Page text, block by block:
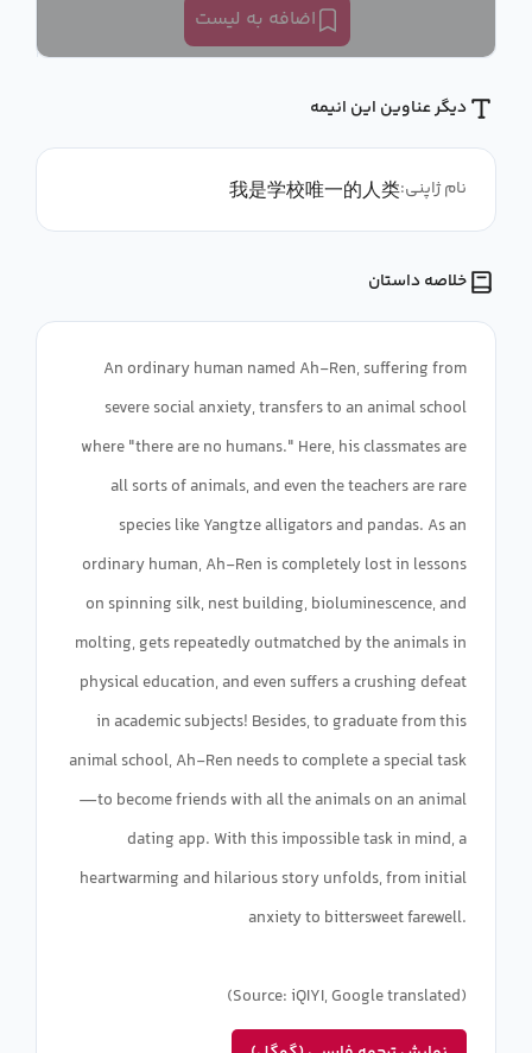
اضافه به لیست
دیگر عناوین این انیمه
نام ژاپنی:我是学校唯一的人类
خلاصه داستان
An ordinary human named Ah-Ren, suffering from
severe social anxiety, transfers to an animal school
where "there are no humans." Here, his classmates are
all sorts of animals, and even the teachers are rare
species like Yangtze alligators and pandas. As an
ordinary human, Ah-Ren is completely lost in lessons
on spinning silk, nest building, bioluminescence, and
molting, gets repeatedly outmatched by the animals in
physical education, and even suffers a crushing defeat
in academic subjects! Besides, to graduate from this
animal school, Ah-Ren needs to complete a special task
—to become friends with all the animals on an animal
dating app. With this impossible task in mind, a
heartwarming and hilarious story unfolds, from initial
anxiety to bittersweet farewell.
(Source: iQIYI, Google translated)